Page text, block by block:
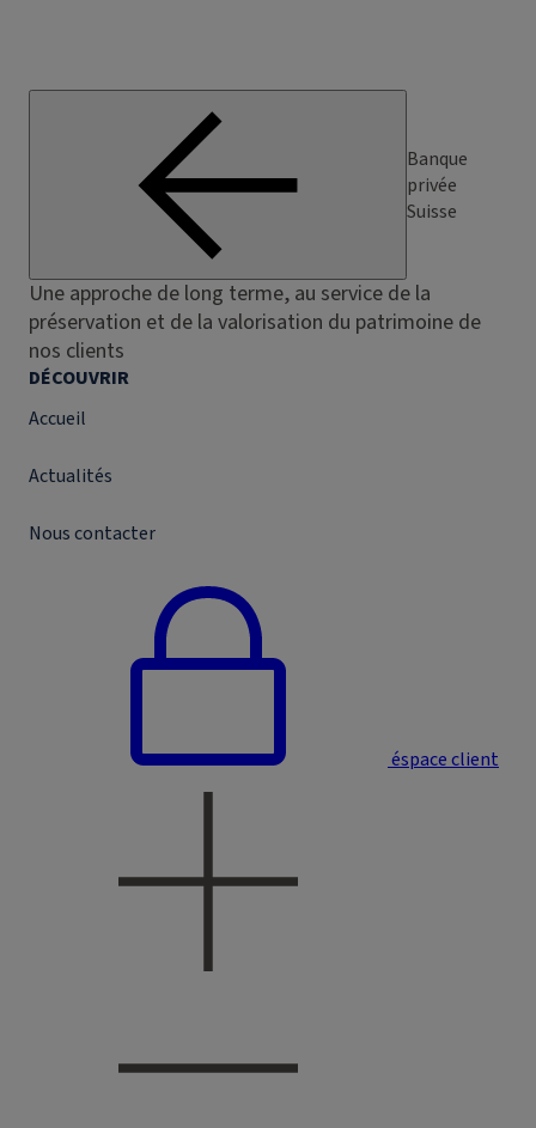
Banque
privée
Suisse
Une approche de long terme, au service de la
préservation et de la valorisation du patrimoine de
nos clients
DÉCOUVRIR
Accueil
Actualités
Nous contacter
éspace client